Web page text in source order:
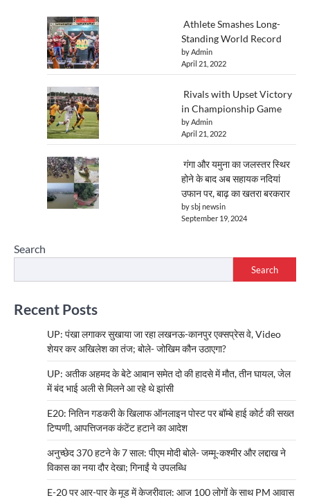
Athlete Smashes Long-
Standing World Record
by Admin
April 21, 2022
Rivals with Upset Victory
in Championship Game
by Admin
April 21, 2022
गंगा और यमुना का जलस्तर स्थिर
होने के बाद अब सहायक नदियां
उफान पर, बाढ़ का खतरा बरकरार
by sbj newsin
September 19, 2024
Search
Search
Recent Posts
UP: पंखा लगाकर सुखाया जा रहा लखनऊ-कानपुर एक्सप्रेस वे, Video
शेयर कर अखिलेश का तंज; बोले- जोखिम कौन उठाएगा?
UP: अतीक अहमद के बेटे आबान समेत दो की हादसे में मौत, तीन घायल, जेल
में बंद भाई अली से मिलने आ रहे थे झांसी
E20: नितिन गडकरी के खिलाफ ऑनलाइन पोस्ट पर बॉम्बे हाई कोर्ट की सख्त
टिप्पणी, आपत्तिजनक कंटेंट हटाने का आदेश
अनुच्छेद 370 हटने के 7 साल: पीएम मोदी बोले- जम्मू-कश्मीर और लद्दाख ने
विकास का नया दौर देखा; गिनाईं ये उपलब्धि
E-20 पर आर-पार के मूड में केजरीवाल: आज 100 लोगों के साथ PM आवास